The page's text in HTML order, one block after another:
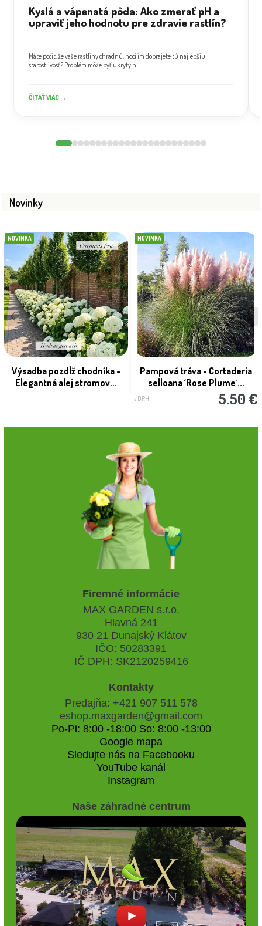
Kyslá a vápenatá pôda: Ako zmerať pH a
upraviť jeho hodnotu pre zdravie rastlín?
Máte pocit, že vaše rastliny chradnú, hoci im doprajete tú najlepšiu
starostlivosť? Problém môže byť ukrytý hl...
ČÍTAŤ VIAC →
Novinky
NOVINKA
Výsadba pozdĺž chodníka –
Elegantná alej stromov...
NOVINKA
Pampová tráva - Cortaderia
selloana ´Rose Plume´...
s DPH 5.50 €
Firemné informácie
MAX GARDEN s.r.o.
Hlavná 241
930 21 Dunajský Klátov
IČO: 50283391
IČ DPH: SK2120259416
Kontakty
Predajňa: +421 907 511 578
eshop.maxgarden@gmail.com
Po-Pi: 8:00 -18:00 So: 8:00 -13:00
Google mapa
Sledujte nás na Facebooku
YouTube kanál
Instagram
Naše záhradné centrum